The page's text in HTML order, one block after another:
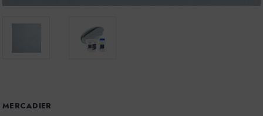
MERCADIER